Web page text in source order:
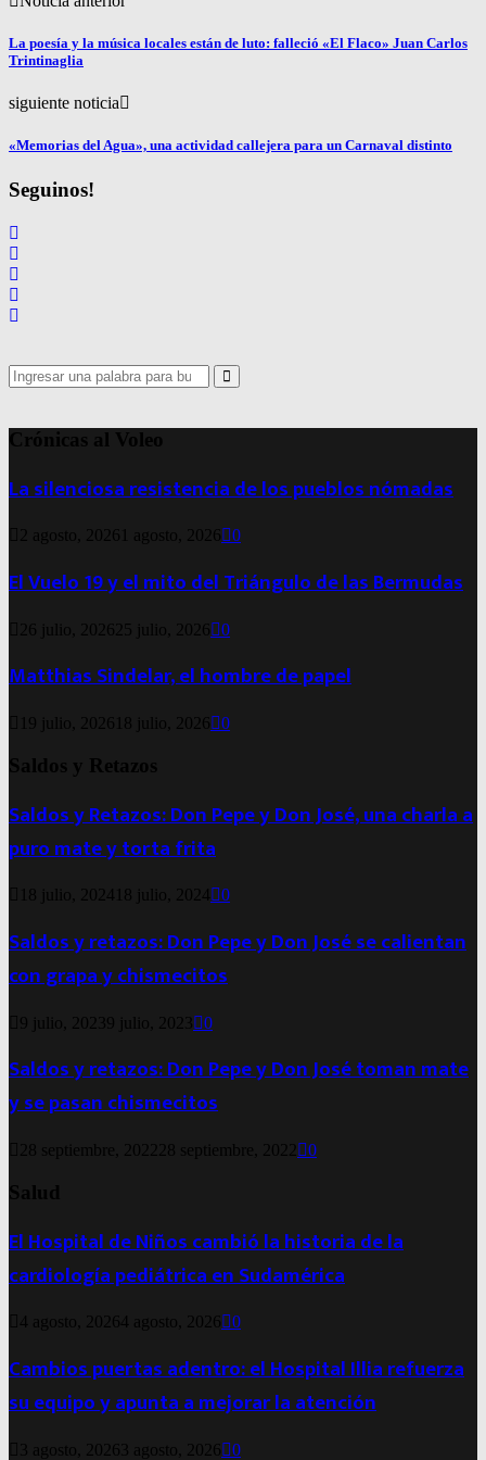
La poesía y la música locales están de luto: falleció «El Flaco» Juan Carlos
Trintinaglia
siguiente noticia
«Memorias del Agua», una actividad callejera para un Carnaval distinto
Seguinos!
Search
for:
Search
Crónicas al Voleo
La silenciosa resistencia de los pueblos nómadas
2 agosto, 2026 1 agosto, 2026 0
El Vuelo 19 y el mito del Triángulo de las Bermudas
26 julio, 2026 25 julio, 2026 0
Matthias Sindelar, el hombre de papel
19 julio, 2026 18 julio, 2026 0
Saldos y Retazos
Saldos y Retazos: Don Pepe y Don José, una charla a
puro mate y torta frita
18 julio, 2024 18 julio, 2024 0
Saldos y retazos: Don Pepe y Don José se calientan
con grapa y chismecitos
9 julio, 20239 julio, 2023 0
Saldos y retazos: Don Pepe y Don José toman mate
y se pasan chismecitos
28 septiembre, 2022 28 septiembre, 2022 0
Salud
El Hospital de Niños cambió la historia de la
cardiología pediátrica en Sudamérica
4 agosto, 20264 agosto, 2026 0
Cambios puertas adentro: el Hospital Illia refuerza
su equipo y apunta a mejorar la atención
3 agosto, 2026 3 agosto, 2026 0